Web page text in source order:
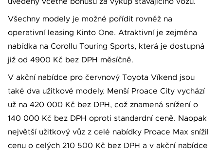
Všechny modely je možné pořídit rovněž na
operativní leasing Kinto One. Atraktivní je zejména
nabídka na Corollu Touring Sports, která je dostupná
již od 4900 Kč bez DPH měsíčně.
V akční nabídce pro červnový Toyota Víkend jsou
také dva užitkové modely. Menší Proace City vychází
už na 420 000 Kč bez DPH, což znamená snížení o
140 000 Kč bez DPH oproti standardní ceně. Naopak
největší užitkový vůz z celé nabídky Proace Max snížil
cenu o celých 210 500 Kč bez DPH a v akční nabídce